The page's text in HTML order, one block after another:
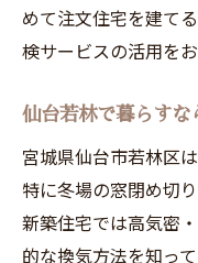
めて注文住宅を建て
検サービスの活用をお
仙台若林で暮らす
宮城県仙台市若林区
特に冬場の窓閉め切
新築住宅では高気密
的な換気方法を知っ